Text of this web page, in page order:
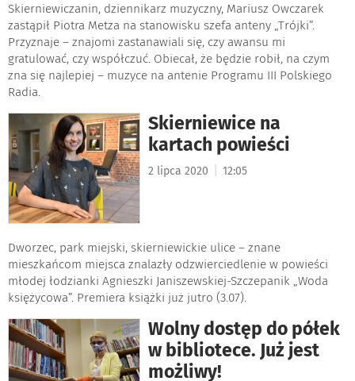
Skierniewiczanin, dziennikarz muzyczny, Mariusz Owczarek
zastąpił Piotra Metza na stanowisku szefa anteny „Trójki”.
Przyznaje – znajomi zastanawiali się, czy awansu mi
gratulować, czy współczuć. Obiecał, że będzie robił, na czym
zna się najlepiej – muzyce na antenie Programu III Polskiego
Radia.
Skierniewice na
kartach powieści
2 lipca 2020 12:05
Dworzec, park miejski, skierniewickie ulice – znane
mieszkańcom miejsca znalazły odzwierciedlenie w powieści
młodej łodzianki Agnieszki Janiszewskiej-Szczepanik „Woda
księżycowa”. Premiera książki już jutro (3.07).
Wolny dostęp do półek
w bibliotece. Już jest
możliwy!